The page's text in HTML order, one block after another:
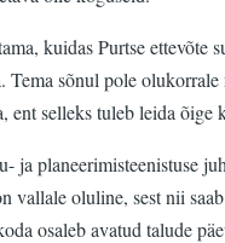
kuidas Purtse ettevõte
Tema sõnul pole
ent selleks tuleb leida õige
ja planeerimisteenistuse
vallale oluline, sest nii
osaleb avatud talude